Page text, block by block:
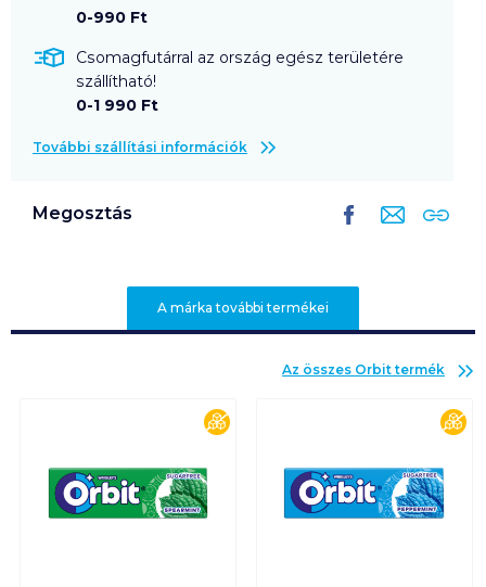
0-990 Ft
Csomagfutárral az ország egész területére
szállítható!
0-1 990 Ft
További szállítási információk
Megosztás
A márka további termékei
Az összes Orbit termék
cukormentes